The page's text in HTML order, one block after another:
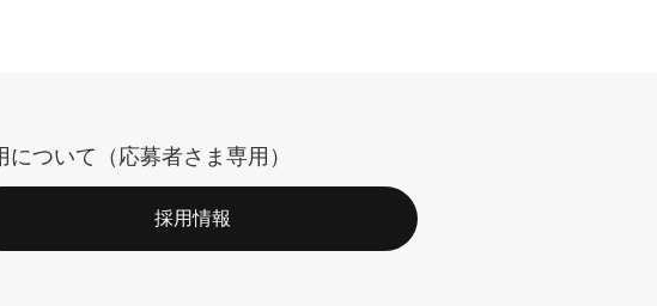
について（応募者さま専用）
採用情報